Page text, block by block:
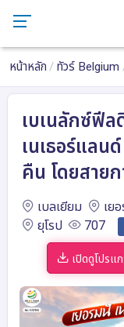
หน้าหลัก ทัวร์ Belgium
เบเนลักซ์ฟีล
เนเธอร์แลน
คืน โดยสาย
เบลเยียม เย
ยุโรป
707
เปิดดูโปรแ